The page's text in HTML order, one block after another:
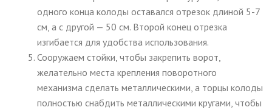
одного конца колоды оставался отрезок длиной 5-7
см, а с другой — 50 см. Второй конец отрезка
изгибается для удобства использования.
Сооружаем стойки, чтобы закрепить ворот,
желательно места крепления поворотного
механизма сделать металлическими, а торцы колоды
полностью снабдить металлическими кругами, чтобы